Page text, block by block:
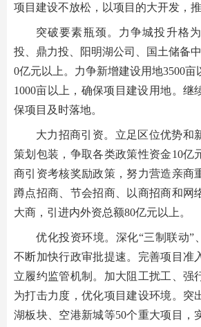
项目建设不放松，以项目的大开发，
突破要素瓶颈。力争城投升格
投、鼎力投、阳明湖公司、国土储备
0亿元以上。力争新增建设用地3500
1000亩以上，确保项目建设用地。继
保项目及时落地。
大力招商引资。立足区位优势和
策划包装，争取各类政策性资金10亿
商引资考核奖励政策，努力营造亲商
蹲点招商、节会招商、以商招商和网
大商，引进内外资总额80亿元以上。
优化投资环境。深化“三制联动”
不断加快行政审批提速。完善项目准
立履约监管机制。加大阻工扰工、强
为打击力度，优化项目建设环境。突
湖板块、空港新城等50个重大项目，